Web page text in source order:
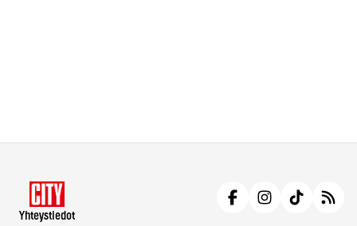
Yhteystiedot